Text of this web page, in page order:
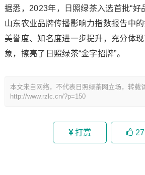
据悉，2023年，日照绿茶入选首批“好
山东农业品牌传播影响力指数报告中
美誉度、知名度进一步提升，充分体
象，擦亮了日照绿茶“金字招牌”。
本文来自网络，不代表日照绿茶网立场，转载
http://www.rzlc.cn/?p=150
打赏